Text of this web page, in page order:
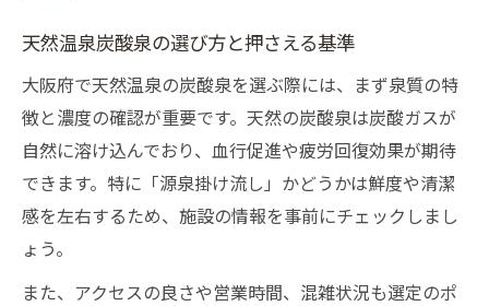
天然温泉炭酸泉の選び方と押さえる基準
大阪府で天然温泉の炭酸泉を選ぶ際には、まず泉質の特
徴と濃度の確認が重要です。天然の炭酸泉は炭酸ガスが
自然に溶け込んでおり、血行促進や疲労回復効果が期待
できます。特に「源泉掛け流し」かどうかは鮮度や清潔
感を左右するため、施設の情報を事前にチェックしまし
ょう。
また、アクセスの良さや営業時間、混雑状況も選定のポ